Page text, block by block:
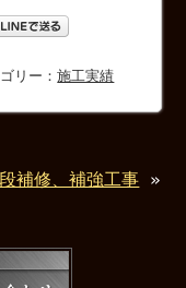
リー：施工実績
補修、補強工事 »